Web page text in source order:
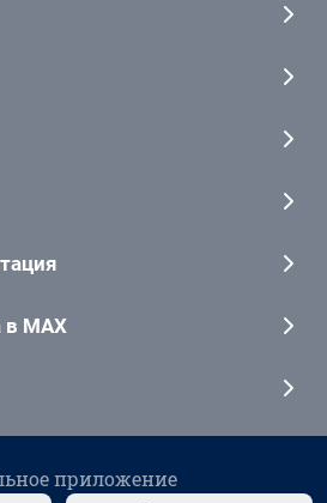
в MAX
приложение